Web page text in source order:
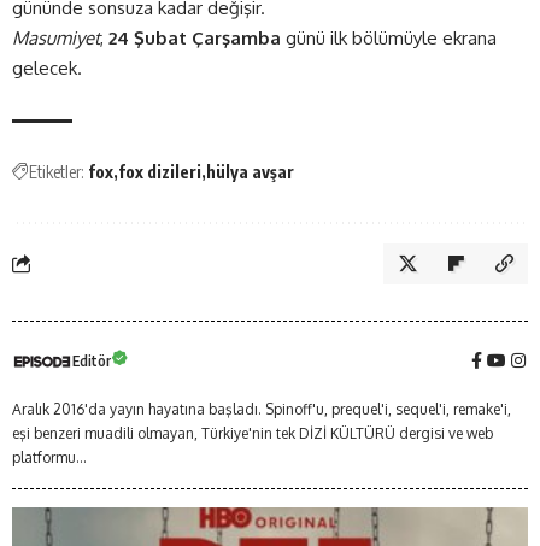
gününde sonsuza kadar değişir.
Masumiyet, 24 Şubat Çarşamba günü ilk bölümüyle ekrana
gelecek.
Etiketler: fox fox dizileri hülya avşar
Editör
Aralık 2016'da yayın hayatına başladı. Spinoff'u, prequel'i, sequel'i, remake'i,
eşi benzeri muadili olmayan, Türkiye'nin tek DİZİ KÜLTÜRÜ dergisi ve web
platformu...